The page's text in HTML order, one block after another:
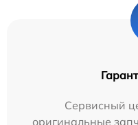
Сервисный
оригинальные